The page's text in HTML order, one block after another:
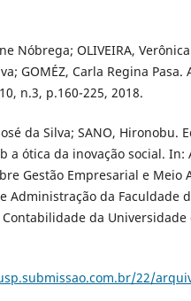
Nóbrega; OLIVEIRA,
GOMÉZ, Carla Regina
n.3, p.160-225, 2018.
da Silva; SANO, Hironobu.
a ótica da inovação social. In:
Gestão Empresarial e Meio
Administração da Faculdade
da Universidade
22/